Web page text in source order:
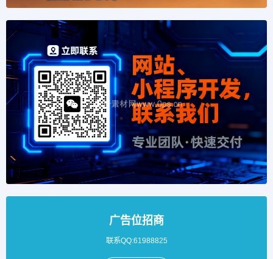
广告位招商
联系QQ:61988825